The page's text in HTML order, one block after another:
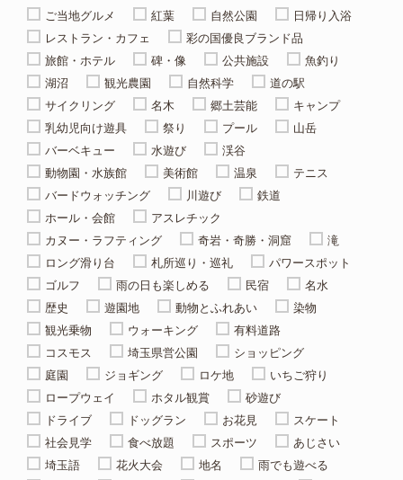
ご当地グルメ 紅葉 自然公園
日帰り入浴
レストラン・カフェ
彩の国優良ブランド品
旅館・ホテル
碑・像 公共施設
魚釣り
湖沼
観光農園 自然科学
道の駅
サイクリング
名木 郷土芸能
キャンプ
乳幼児向け遊具
祭り プール
山岳
バーベキュー
水遊び
渓谷
動物園・水族館
美術館 温泉
テニス
バードウォッチング
川遊び
鉄道
ホール・会館
アスレチック
カヌー・ラフティング
奇岩・奇勝・洞窟
滝
ロング滑り台
札所巡り・巡礼
パワースポット
ゴルフ
雨の日も楽しめる 民宿
名水
歴史
遊園地 動物とふれあい
染物
観光乗物
ウォーキング
有料道路
コスモス
埼玉県営公園
ショッピング
庭園
ジョギング ロケ地
いちご狩り
ロープウェイ
ホタル観賞
砂遊び
ドライブ
ドッグラン お花見
スケート
社会見学
食べ放題 スポーツ
あじさい
埼玉語
花火大会 地名
雨でも遊べる